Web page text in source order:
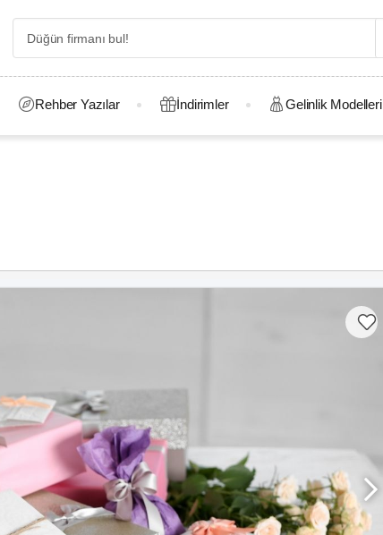
Rehber Yazılar İndirimler Gelinlik Modelleri